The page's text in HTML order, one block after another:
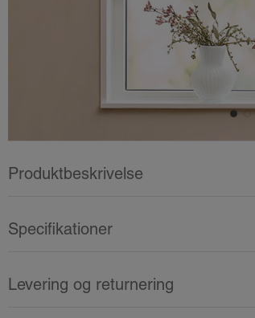
Produktbeskrivelse
Specifikationer
Levering og returnering